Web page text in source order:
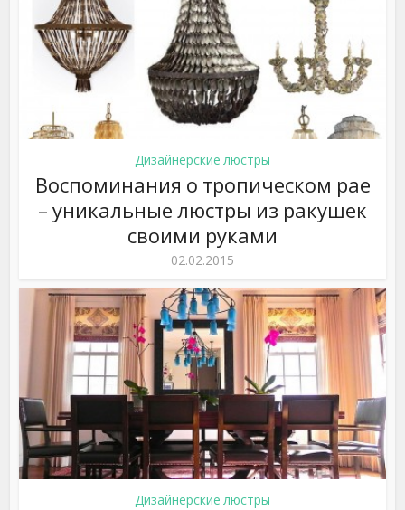
Дизайнерские люстры
Воспоминания о тропическом рае
– уникальные люстры из ракушек
своими руками
02.02.2015
Дизайнерские люстры